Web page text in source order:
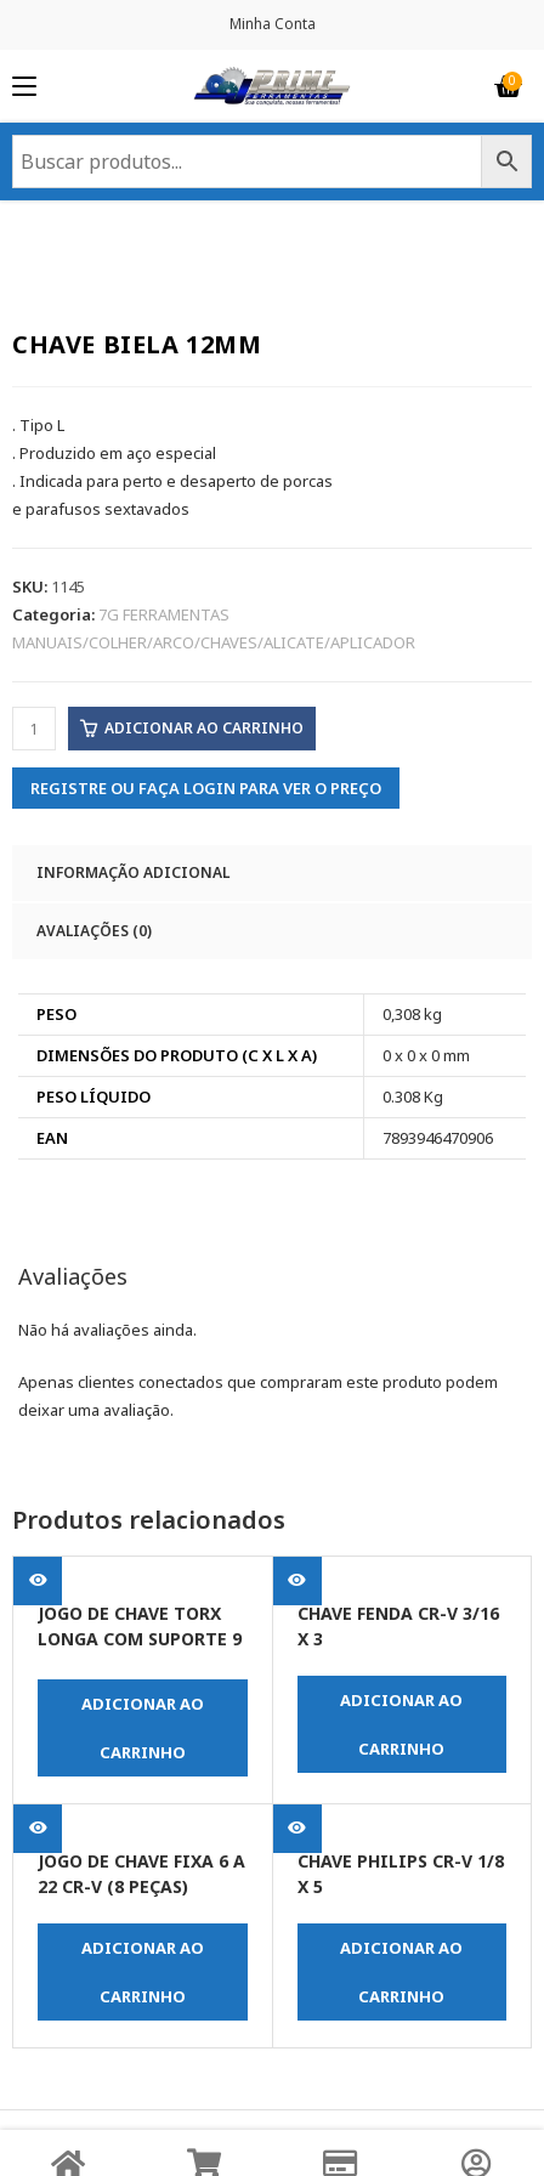
Minha Conta
CHAVE BIELA 12MM
. Tipo L
. Produzido em aço especial
. Indicada para perto e desaperto de porcas
e parafusos sextavados
SKU: 1145
Categoria: 7G FERRAMENTAS
MANUAIS/COLHER/ARCO/CHAVES/ALICATE/APLICADOR
ADICIONAR AO CARRINHO
REGISTRE OU FAÇA LOGIN PARA VER O PREÇO
INFORMAÇÃO ADICIONAL
AVALIAÇÕES (0)
PESO
0,308 kg
DIMENSÕES DO PRODUTO (C X L X A)
0 x 0 x 0 mm
PESO LÍQUIDO
0.308 Kg
EAN
7893946470906
Avaliações
Não há avaliações ainda.
Apenas clientes conectados que compraram este produto podem
deixar uma avaliação.
Produtos relacionados
JOGO DE CHAVE TORX
LONGA COM SUPORTE 9
ADICIONAR AO
CARRINHO
CHAVE FENDA CR-V 3/16
X 3
ADICIONAR AO
CARRINHO
JOGO DE CHAVE FIXA 6 A
22 CR-V (8 PEÇAS)
ADICIONAR AO
CARRINHO
CHAVE PHILIPS CR-V 1/8
X 5
ADICIONAR AO
CARRINHO
© Copyright JPrime Ferramentas - Todos os Direitos
Reservados - Desenvolvido por UNO Studio Digital.